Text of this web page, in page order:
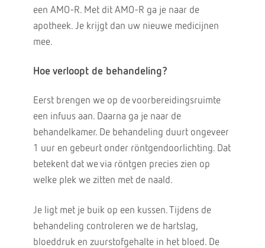
een AMO-R. Met dit AMO-R ga je naar de
apotheek. Je krijgt dan uw nieuwe medicijnen
mee.
Hoe verloopt de behandeling?
Eerst brengen we op de voorbereidingsruimte
een infuus aan. Daarna ga je naar de
behandelkamer. De behandeling duurt ongeveer
1 uur en gebeurt onder röntgendoorlichting. Dat
betekent dat we via röntgen precies zien op
welke plek we zitten met de naald.
Je ligt met je buik op een kussen. Tijdens de
behandeling controleren we de hartslag,
bloeddruk en zuurstofgehalte in het bloed. De